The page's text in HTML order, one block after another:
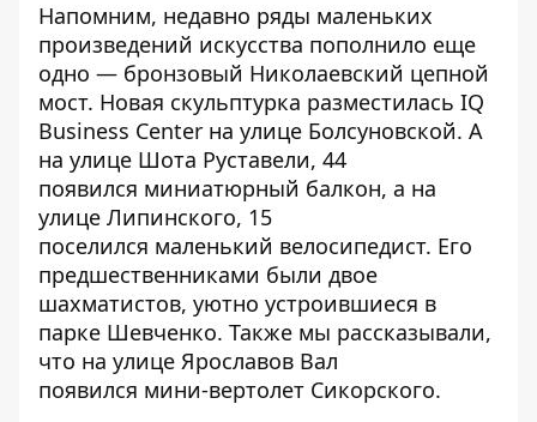
Напомним, недавно ряды маленьких
произведений искусства пополнило еще
одно — бронзовый Николаевский цепной
мост. Новая скульптурка разместилась IQ
Business Center на улице Болсуновской. А
на улице Шота Руставели, 44
появился миниатюрный балкон, а на
улице Липинского, 15
поселился маленький велосипедист. Его
предшественниками были двое
шахматистов, уютно устроившиеся в
парке Шевченко. Также мы рассказывали,
что на улице Ярославов Вал
появился мини-вертолет Сикорского.